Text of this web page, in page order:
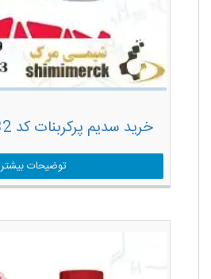
خرید سدیم پرکربنات کد 371432 سیگما
توضیحات بیشتر